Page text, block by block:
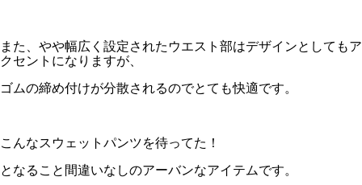
また、やや幅広く設定されたウエスト部はデザインとしてもア
クセントになりますが、
ゴムの締め付けが分散されるのでとても快適です。
こんなスウェットパンツを待ってた！
となること間違いなしのアーバンなアイテムです。